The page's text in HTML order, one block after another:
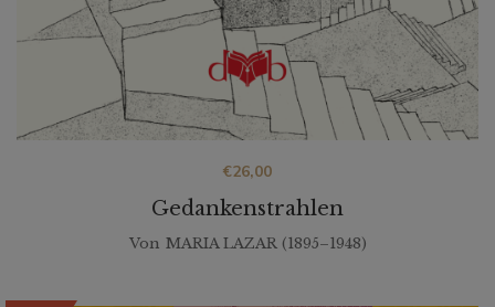
Gedankenstrahlen
€26,00
Von MARIA LAZAR (1895–1948)